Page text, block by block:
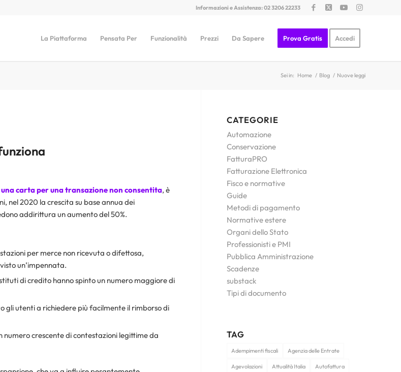
Informazioni e Assistenza: 02 3206 22233
La Piattaforma Pensata Per Funzionalità Prezzi Da Sapere Prova Gratis Accedi
Sei in: Home / Blog / Nuove leggi
carta per una transazione non consentita, è
nel 2020 la crescita su base annua dei
addirittura un aumento del 50%.
per merce non ricevuta o difettosa,
un’impennata.
di credito hanno spinto un numero maggiore di
gli utenti a richiedere più facilmente il rimborso di
numero crescente di contestazioni legittime da
CATEGORIE
Automazione
Conservazione
FatturaPRO
Fatturazione Elettronica
Fisco e normative
Guide
Metodi di pagamento
Normative estere
Organi dello Stato
Professionisti e PMI
Pubblica Amministrazione
Scadenze
substack
Tipi di documento
TAG
Adempimenti fiscali Agenzia delle Entrate
Agevolazioni Attualità Italia Autofattura